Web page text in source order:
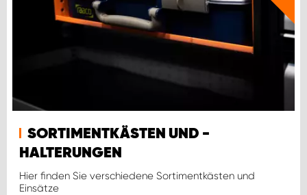
SORTIMENTKÄSTEN UND -
HALTERUNGEN
Hier finden Sie verschiedene Sortimentkästen und
Einsätze